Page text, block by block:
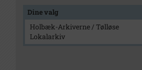
Dine valg
Holbæk-Arkiverne / Tølløse
Lokalarkiv